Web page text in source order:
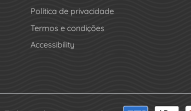
Política de privacidade
Termos e condições
Accessibility